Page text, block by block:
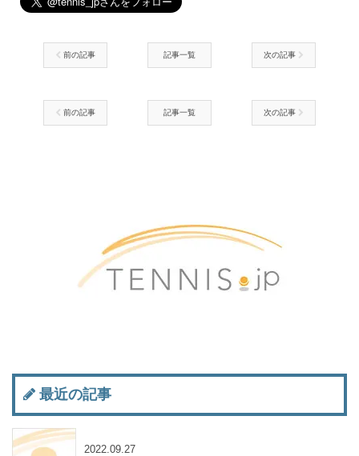
前の記事 記事一覧 次の記事
前の記事 記事一覧 次の記事
最近の記事
2022.09.27